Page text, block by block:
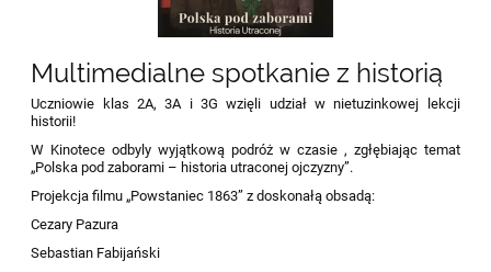
Multimedialne spotkanie z historią
Uczniowie klas 2A, 3A i 3G wzięli udział w nietuzinkowej lekcji
historii!
W Kinotece odbyly wyjątkową podróż w czasie , zgłębiając temat
„Polska pod zaborami – historia utraconej ojczyzny”.
Projekcja filmu „Powstaniec 1863” z doskonałą obsadą:
Cezary Pazura
Sebastian Fabijański